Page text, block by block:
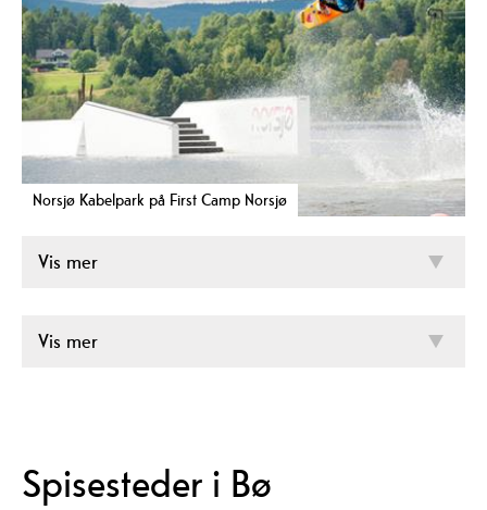
Norsjø Kabelpark på First Camp Norsjø
Vis mer
Vis mer
Spisesteder i Bø